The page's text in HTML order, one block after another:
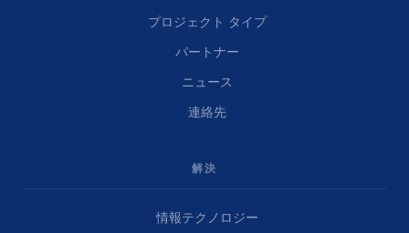
プロジェクト タイプ
パートナー
ニュース
連絡先
解決
情報テクノロジー